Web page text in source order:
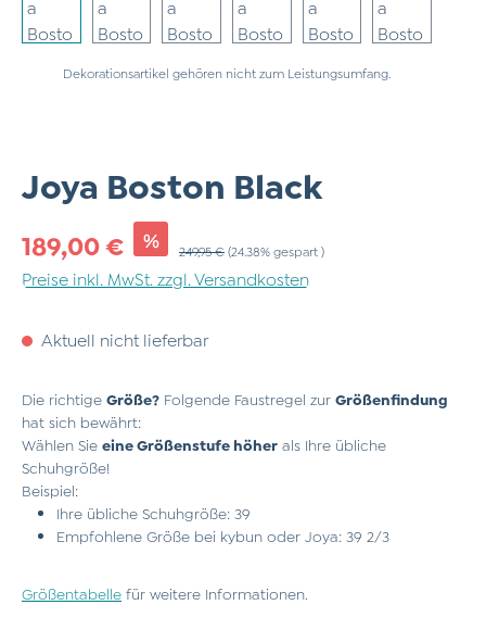
Dekorationsartikel gehören nicht zum Leistungsumfang.
Joya Boston Black
Verkaufspreis:
189,00 € % Regulärer Preis:
249,95 € (24.38% gespart )
Preise inkl. MwSt. zzgl. Versandkosten
Aktuell nicht lieferbar
Die richtige Größe? Folgende Faustregel zur Größenfindung
hat sich bewährt:
Wählen Sie eine Größenstufe höher als Ihre übliche
Schuhgröße!
Beispiel:
Ihre übliche Schuhgröße: 39
Empfohlene Größe bei kybun oder Joya: 39 2/3
Größentabelle für weitere Informationen.